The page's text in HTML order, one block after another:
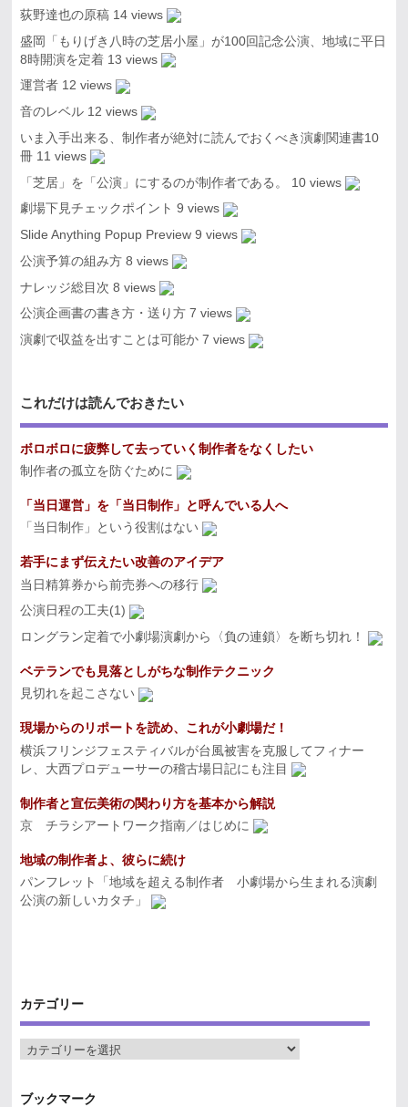
荻野達也の原稿 14 views
盛岡「もりげき八時の芝居小屋」が100回記念公演、地域に平日
8時開演を定着 13 views
運営者 12 views
音のレベル 12 views
いま入手出来る、制作者が絶対に読んでおくべき演劇関連書10
冊 11 views
「芝居」を「公演」にするのが制作者である。
10 views
劇場下見チェックポイント 9 views
Slide Anything Popup Preview 9 views
公演予算の組み方 8 views
ナレッジ総目次 8 views
公演企画書の書き方・送り方 7 views
演劇で収益を出すことは可能か 7 views
これだけは読んでおきたい
ボロボロに疲弊して去っていく制作者をなくしたい
制作者の孤立を防ぐために
「当日運営」を「当日制作」と呼んでいる人へ
「当日制作」という役割はない
若手にまず伝えたい改善のアイデア
当日精算券から前売券への移行
公演日程の工夫(1)
ロングラン定着で小劇場演劇から〈負の連鎖〉を断ち切れ！
ベテランでも見落としがちな制作テクニック
見切れを起こさない
現場からのリポートを読め、これが小劇場だ！
横浜フリンジフェスティバルが台風被害を克服してフィナー
レ、大西プロデューサーの稽古場日記にも注目
制作者と宣伝美術の関わり方を基本から解説
京 チラシアートワーク指南／はじめに
地域の制作者よ、彼らに続け
パンフレット「地域を超える制作者 小劇場から生まれる演劇
公演の新しいカタチ」
カテゴリー
ブックマーク